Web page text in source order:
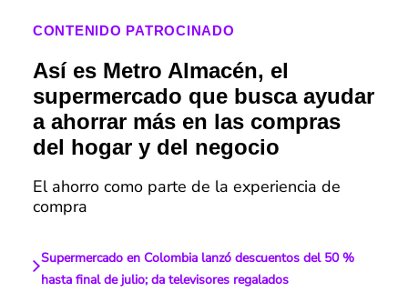
CONTENIDO PATROCINADO
Así es Metro Almacén, el
supermercado que busca ayudar
a ahorrar más en las compras
del hogar y del negocio
El ahorro como parte de la experiencia de
compra
Supermercado en Colombia lanzó descuentos del 50 %
hasta final de julio; da televisores regalados